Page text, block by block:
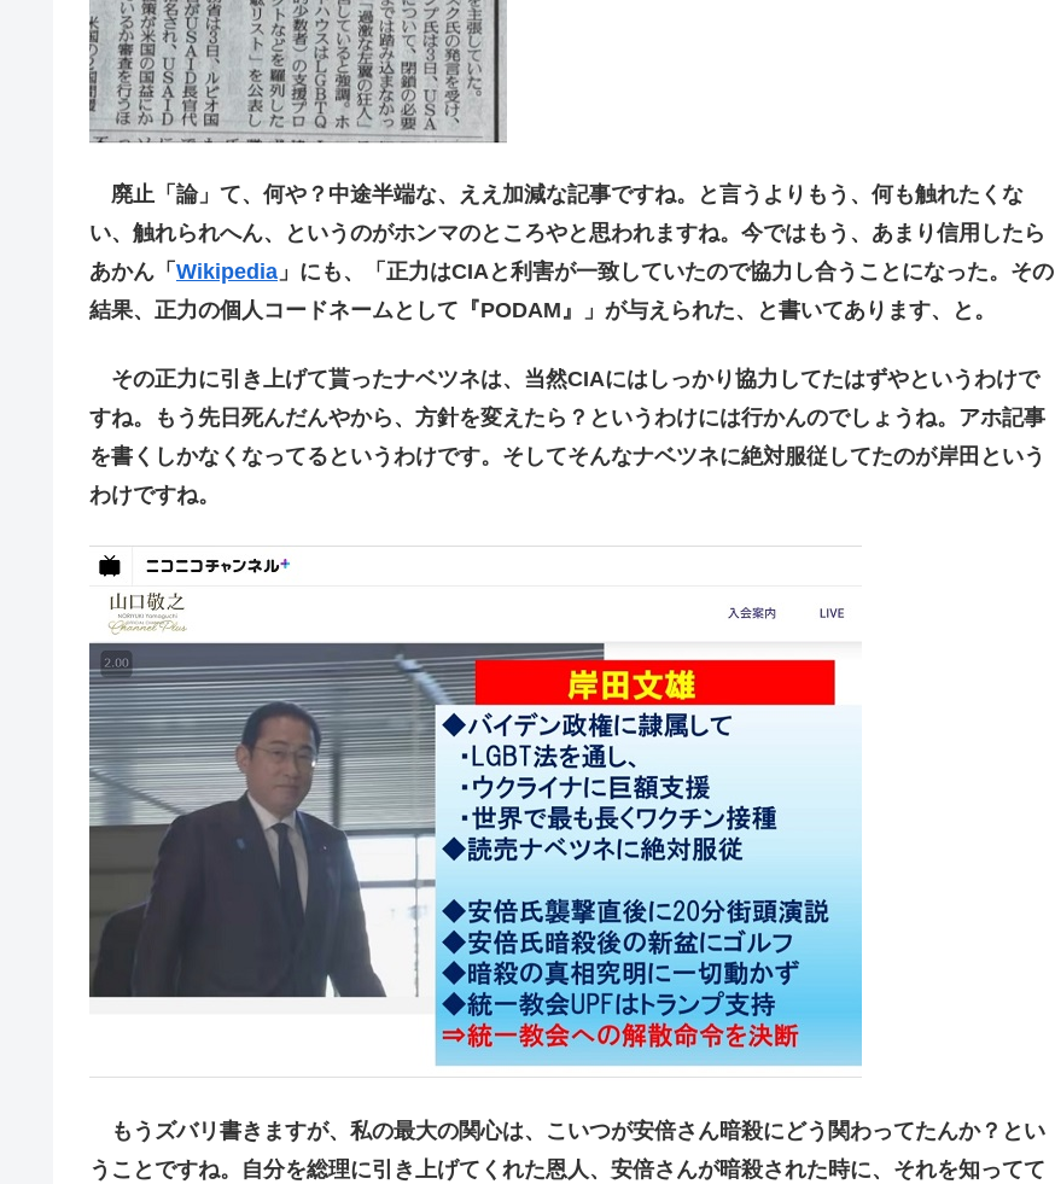
廃止「論」て、何や？中途半端な、ええ加減な記事ですね。と言うよりもう、何も触れたくな
い、触れられへん、というのがホンマのところやと思われますね。今ではもう、あまり信用したら
あかん「 Wikipedia 」にも、「正力はCIAと利害が一致していたので協力し合うことになった。その
結果、正力の個人コードネームとして『PODAM』」が与えられた、と書いてあります、と。
その正力に引き上げて貰ったナベツネは、当然CIAにはしっかり協力してたはずやというわけで
すね。もう先日死んだんやから、方針を変えたら？というわけには行かんのでしょうね。アホ記事
を書くしかなくなってるというわけです。そしてそんなナベツネに絶対服従してたのが岸田という
わけですね。
もうズバリ書きますが、私の最大の関心は、こいつが安倍さん暗殺にどう関わってたんか？とい
うことですね。自分を総理に引き上げてくれた恩人、安倍さんが暗殺された時に、それを知ってて